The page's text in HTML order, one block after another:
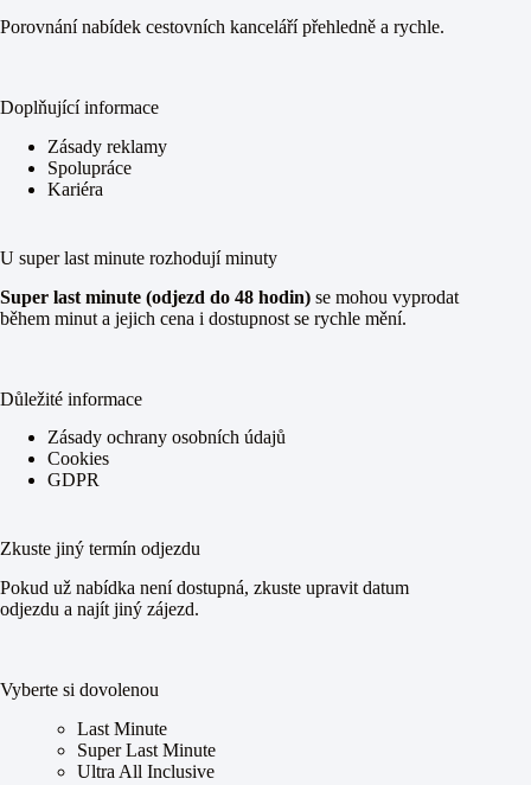
Porovnání nabídek cestovních kanceláří přehledně a rychle.
Doplňující informace
Zásady reklamy
Spolupráce
Kariéra
U super last minute rozhodují minuty
Super last minute (odjezd do 48 hodin) se mohou vyprodat
během minut a jejich cena i dostupnost se rychle mění.
Důležité informace
Zásady ochrany osobních údajů
Cookies
GDPR
Zkuste jiný termín odjezdu
Pokud už nabídka není dostupná, zkuste upravit datum
odjezdu a najít jiný zájezd.
Vyberte si dovolenou
Last Minute
Super Last Minute
Ultra All Inclusive